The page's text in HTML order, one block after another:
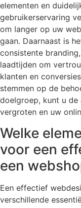
elementen en
gebruikerservaring
om langer op uw
gaan. Daarnaast is
consistente
laadtijden om
klanten en
stemmen op de
doelgroep, kunt u de
vergroten en uw
Welke
voor een
een
Een effectief
verschillende